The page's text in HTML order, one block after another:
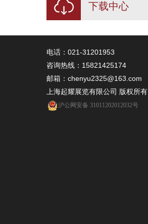
下载中心
电话：021-31201953
咨询热线： 15821425174
邮箱：chenyu2325@163.com
上海起耀展览有限公司 版权所有
沪公网安备 31011202012032号